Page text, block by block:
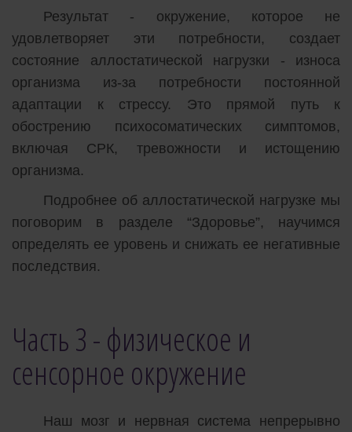
Результат - окружение, которое не
удовлетворяет эти потребности, создает
состояние аллостатической нагрузки - износа
организма из-за потребности постоянной
адаптации к стрессу. Это прямой путь к
обострению психосоматических симптомов,
включая СРК, тревожности и истощению
организма.
Подробнее об аллостатической нагрузке мы
поговорим в разделе “Здоровье”, научимся
определять ее уровень и снижать ее негативные
последствия.
Часть 3 - физическое и
сенсорное окружение
Наш мозг и нервная система непрерывно